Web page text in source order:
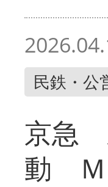
民鉄・公
京急
動 Ｍ